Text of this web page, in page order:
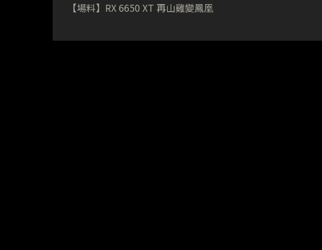
【場料】RX 6650 XT 再山雞變鳳凰